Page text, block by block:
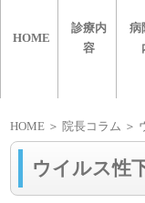
HOME
診療内
容
病
HOME ＞ 院長コラム ＞
ウイルス性